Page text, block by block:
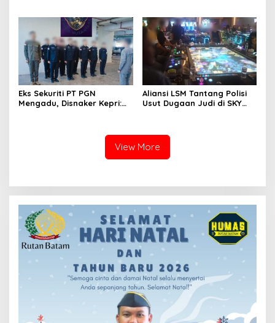
Eks Sekuriti PT PGN
Mengadu, Disnaker Kepri:
Aliansi LSM Tantang Polisi
Usut Dugaan Judi di SKY
View More